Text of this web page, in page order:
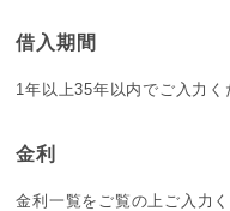
借入期間
1年以上35年以内でご入力く
金利
金利一覧をご覧の上ご入力く